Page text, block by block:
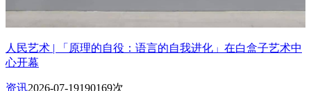
人民艺术 | 「原理的自役：语言的自我进化」在白盒子艺术中
心开幕
资讯2026-07-19190169次